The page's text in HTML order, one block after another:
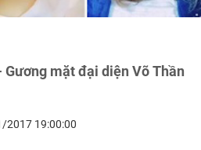
mặt đại diện Võ Thần
2017 19:00:00